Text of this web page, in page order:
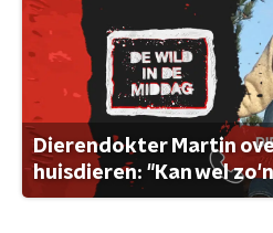
Dierendokter Martin
huisdieren: "Kan wel